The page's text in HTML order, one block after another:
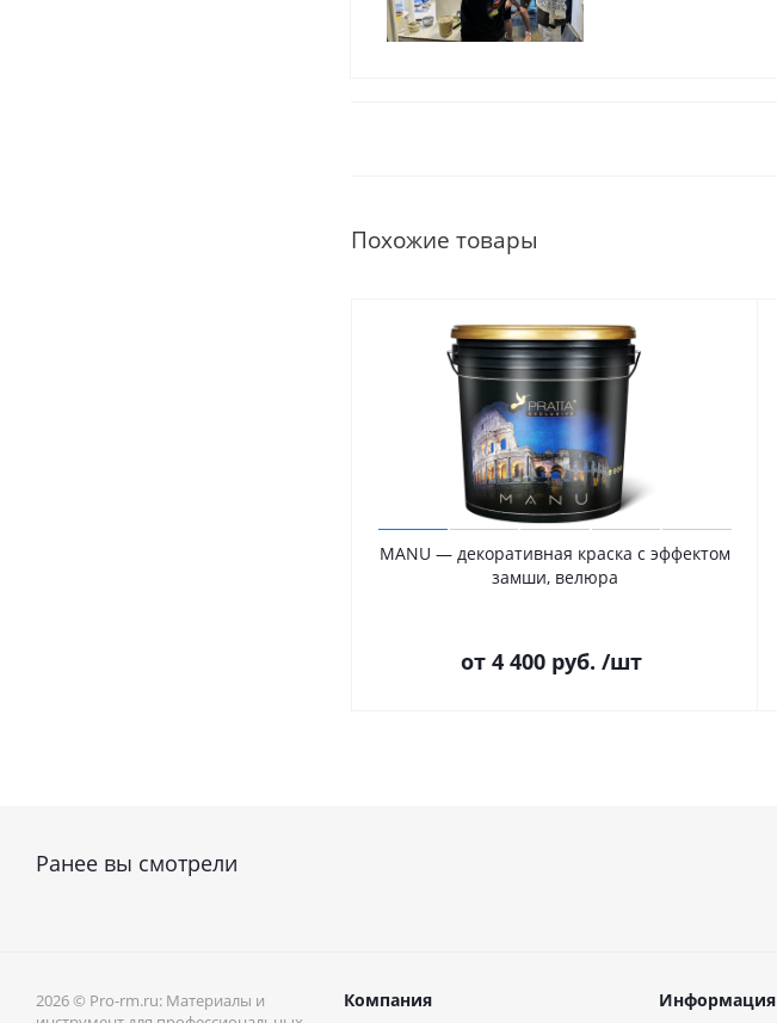
Похожие товары
MANU — декоративная краска с эффектом
замши, велюра
от 4 400 руб. /шт
Ранее вы смотрели
2026 © Pro-rm.ru: Материалы и
Компания Информация